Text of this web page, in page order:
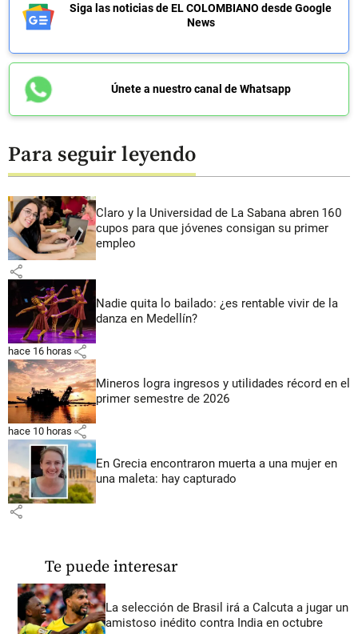
Siga las noticias de EL COLOMBIANO desde Google
News
Únete a nuestro canal de Whatsapp
Para seguir leyendo
Claro y la Universidad de La Sabana abren 160
cupos para que jóvenes consigan su primer
empleo
share
Nadie quita lo bailado: ¿es rentable vivir de la
danza en Medellín?
hace 16 horas share
Mineros logra ingresos y utilidades récord en el
primer semestre de 2026
hace 10 horas share
En Grecia encontraron muerta a una mujer en
una maleta: hay capturado
share
Te puede interesar
La selección de Brasil irá a Calcuta a jugar un
amistoso inédito contra India en octubre